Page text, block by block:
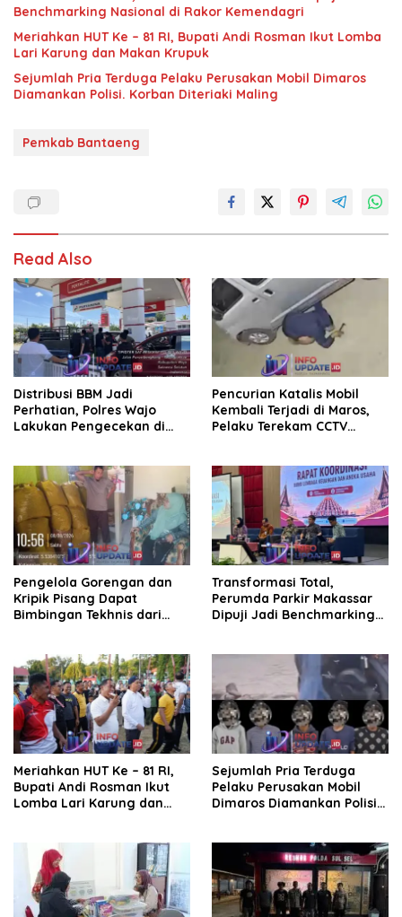
Benchmarking Nasional di Rakor Kemendagri
Meriahkan HUT Ke – 81 RI, Bupati Andi Rosman Ikut Lomba
Lari Karung dan Makan Krupuk
Sejumlah Pria Terduga Pelaku Perusakan Mobil Dimaros
Diamankan Polisi. Korban Diteriaki Maling
Pemkab Bantaeng
Read Also
Distribusi BBM Jadi
Perhatian, Polres Wajo
Lakukan Pengecekan di
Pencurian Katalis Mobil
Kembali Terjadi di Maros,
Pelaku Terekam CCTV
Pengelola Gorengan dan
Kripik Pisang Dapat
Bimbingan Tekhnis dari
Transformasi Total,
Perumda Parkir Makassar
Dipuji Jadi Benchmarking
Meriahkan HUT Ke – 81 RI,
Bupati Andi Rosman Ikut
Lomba Lari Karung dan
Sejumlah Pria Terduga
Pelaku Perusakan Mobil
Dimaros Diamankan Polisi.